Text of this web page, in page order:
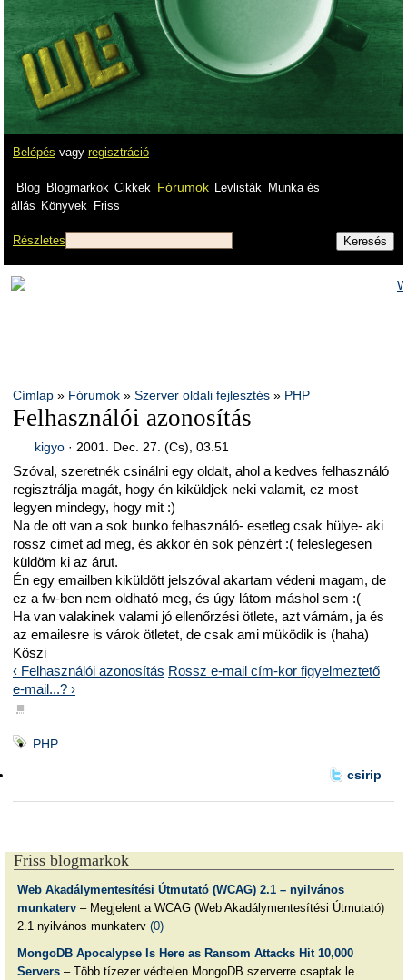
Belépés vagy regisztráció
Blog Blogmarkok Cikkek Fórumok Levlisták
Munka és
állás Könyvek Friss
Részletes
Címlap » Fórumok » Szerver oldali fejlesztés » PHP
Felhasználói azonosítás
kigyo· 2001. Dec. 27. (Cs), 03.51
Szóval, szeretnék csinálni egy oldalt, ahol a kedves felhasználó
regisztrálja magát, hogy én kiküldjek neki valamit, ez most
legyen mindegy, hogy mit :)
Na de ott van a sok bunko felhasználó- esetleg csak hülye- aki
rossz cimet ad meg, és akkor én sok pénzért :( feleslegesen
küldöm ki az árut.
Én egy emailben kiküldött jelszóval akartam védeni magam, de
ez a fw-ben nem oldható meg, és úgy látom máshol sem :(
Ha van valakinek valami jó ellenőrzési ötlete, azt várnám, ja és
az emailesre is várok ötletet, de csak ami müködik is (haha)
Köszi
‹ Felhasználói azonosítás Rossz e-mail cím-kor figyelmeztető
e-mail...? ›
■
PHP
csirip
Friss blogmarkok
Web Akadálymentesítési Útmutató (WCAG) 2.1 – nyilvános
munkaterv– Megjelent a WCAG (Web Akadálymentesítési Útmutató)
2.1 nyilvános munkaterv (0)
MongoDB Apocalypse Is Here as Ransom Attacks Hit 10,000
Servers– Több tízezer védtelen MongoDB szerverre csaptak le